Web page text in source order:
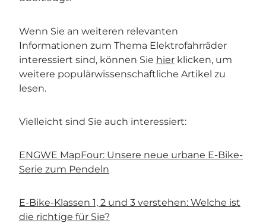
Wenn Sie an weiteren relevanten
Informationen zum Thema Elektrofahrräder
interessiert sind, können Sie hier klicken, um
weitere populärwissenschaftliche Artikel zu
lesen.
Vielleicht sind Sie auch interessiert:
ENGWE MapFour: Unsere neue urbane E-Bike-
Serie zum Pendeln
E-Bike-Klassen 1, 2 und 3 verstehen: Welche ist
die richtige für Sie?